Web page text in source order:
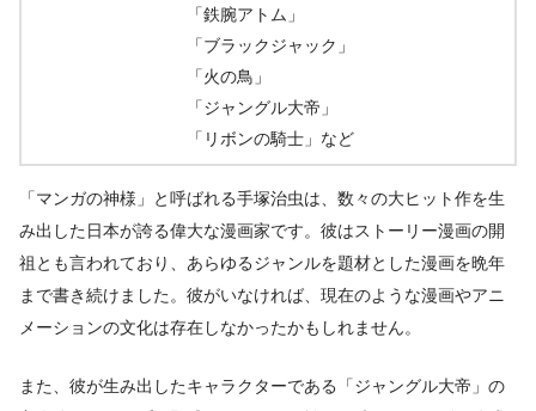
「鉄腕アトム」
「ブラックジャック」
「火の鳥」
「ジャングル大帝」
「リボンの騎士」など
「マンガの神様」と呼ばれる手塚治虫は、数々の大ヒット作を生
み出した日本が誇る偉大な漫画家です。彼はストーリー漫画の開
祖とも言われており、あらゆるジャンルを題材とした漫画を晩年
まで書き続けました。彼がいなければ、現在のような漫画やアニ
メーションの文化は存在しなかったかもしれません。
また、彼が生み出したキャラクターである「ジャングル大帝」の